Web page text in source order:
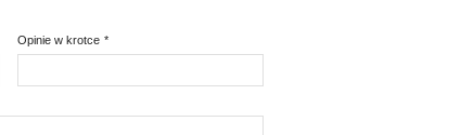
*
Opinie w krotce